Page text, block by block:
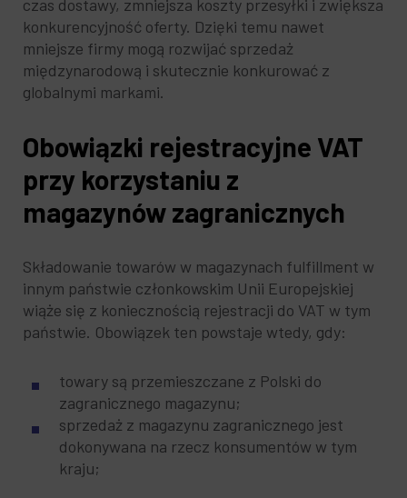
czas dostawy, zmniejsza koszty przesyłki i zwiększa
konkurencyjność oferty. Dzięki temu nawet
mniejsze firmy mogą rozwijać sprzedaż
międzynarodową i skutecznie konkurować z
globalnymi markami.
Obowiązki rejestracyjne VAT
przy korzystaniu z
magazynów zagranicznych
Składowanie towarów w magazynach fulfillment w
innym państwie członkowskim Unii Europejskiej
wiąże się z koniecznością rejestracji do VAT w tym
państwie. Obowiązek ten powstaje wtedy, gdy:
towary są przemieszczane z Polski do
zagranicznego magazynu;
sprzedaż z magazynu zagranicznego jest
dokonywana na rzecz konsumentów w tym
kraju;